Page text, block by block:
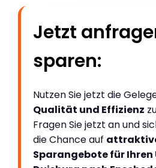
Jetzt
sparen:
Nutzen Sie jetzt die
Qualität und Effizienz
Fragen Sie jetzt an und
die Chance auf
Sparangebote für Ihren